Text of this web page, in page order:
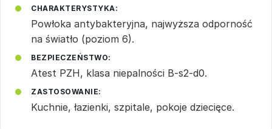
CHARAKTERYSTYKA:
Powłoka antybakteryjna, najwyższa odporność
na światło (poziom 6).
BEZPIECZEŃSTWO:
Atest PZH, klasa niepalności B-s2-d0.
ZASTOSOWANIE:
Kuchnie, łazienki, szpitale, pokoje dziecięce.